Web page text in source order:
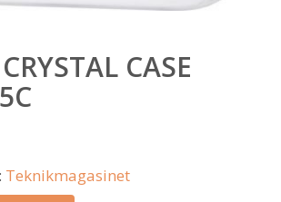
CASE
Teknikmagasinet